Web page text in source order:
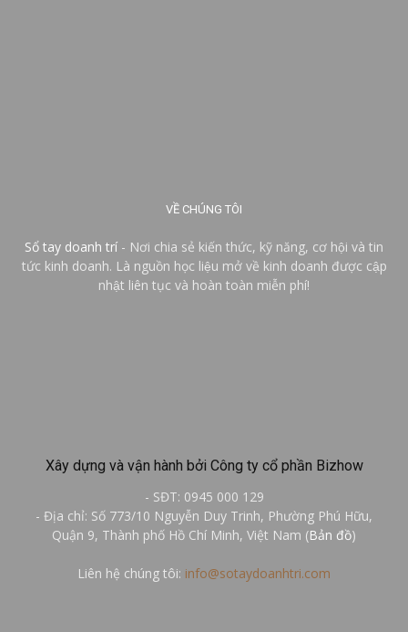
VỀ CHÚNG TÔI
Sổ tay doanh trí - Nơi chia sẻ kiến thức, kỹ năng, cơ hội và tin
tức kinh doanh. Là nguồn học liệu mở về kinh doanh được cập
nhật liên tục và hoàn toàn miễn phí!
Xây dựng và vận hành bởi Công ty cổ phần Bizhow
- SĐT: 0945 000 129
- Địa chỉ: Số 773/10 Nguyễn Duy Trinh, Phường Phú Hữu,
Quận 9, Thành phố Hồ Chí Minh, Việt Nam (Bản đồ)
Liên hệ chúng tôi: info@sotaydoanhtri.com